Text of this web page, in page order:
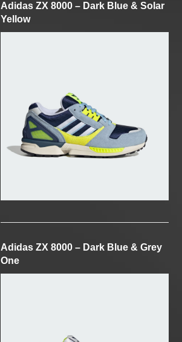
Adidas ZX 8000 – Dark Blue & Solar
Yellow
Adidas ZX 8000 – Dark Blue & Grey
One